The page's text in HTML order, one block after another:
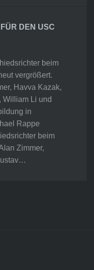
DEN USC
beim
vergrößert.
Havva Kazak,
William Li und
in
Rappe
beim
Zimmer,